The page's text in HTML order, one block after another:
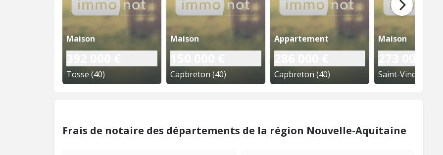
Maison
Tosse (40)
Maison
Capbreton (40)
Appartement
Capbreton (40)
Maison
Frais de notaire des départements de la région Nouvelle-Aquitaine